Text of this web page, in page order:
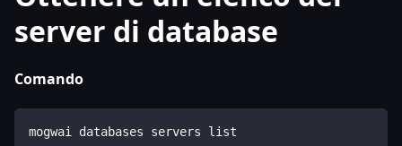
server di database
Comando
mogwai databases servers list